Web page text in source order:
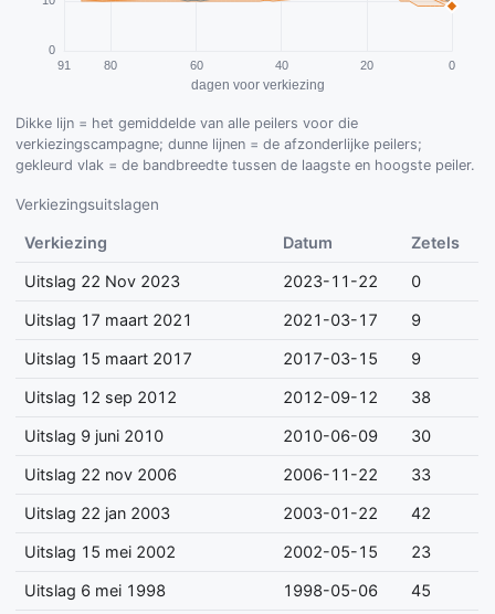
Dikke lijn = het gemiddelde van alle peilers voor die
verkiezingscampagne; dunne lijnen = de afzonderlijke peilers;
gekleurd vlak = de bandbreedte tussen de laagste en hoogste peiler.
Verkiezingsuitslagen
Verkiezing Datum Zetels
Uitslag 22 Nov 2023 2023-11-22 0
Uitslag 17 maart 2021 2021-03-17 9
Uitslag 15 maart 2017 2017-03-15 9
Uitslag 12 sep 2012 2012-09-12 38
Uitslag 9 juni 2010 2010-06-09 30
Uitslag 22 nov 2006 2006-11-22 33
Uitslag 22 jan 2003 2003-01-22 42
Uitslag 15 mei 2002 2002-05-15 23
Uitslag 6 mei 1998 1998-05-06 45